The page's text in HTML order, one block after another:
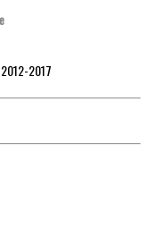
2012-2017